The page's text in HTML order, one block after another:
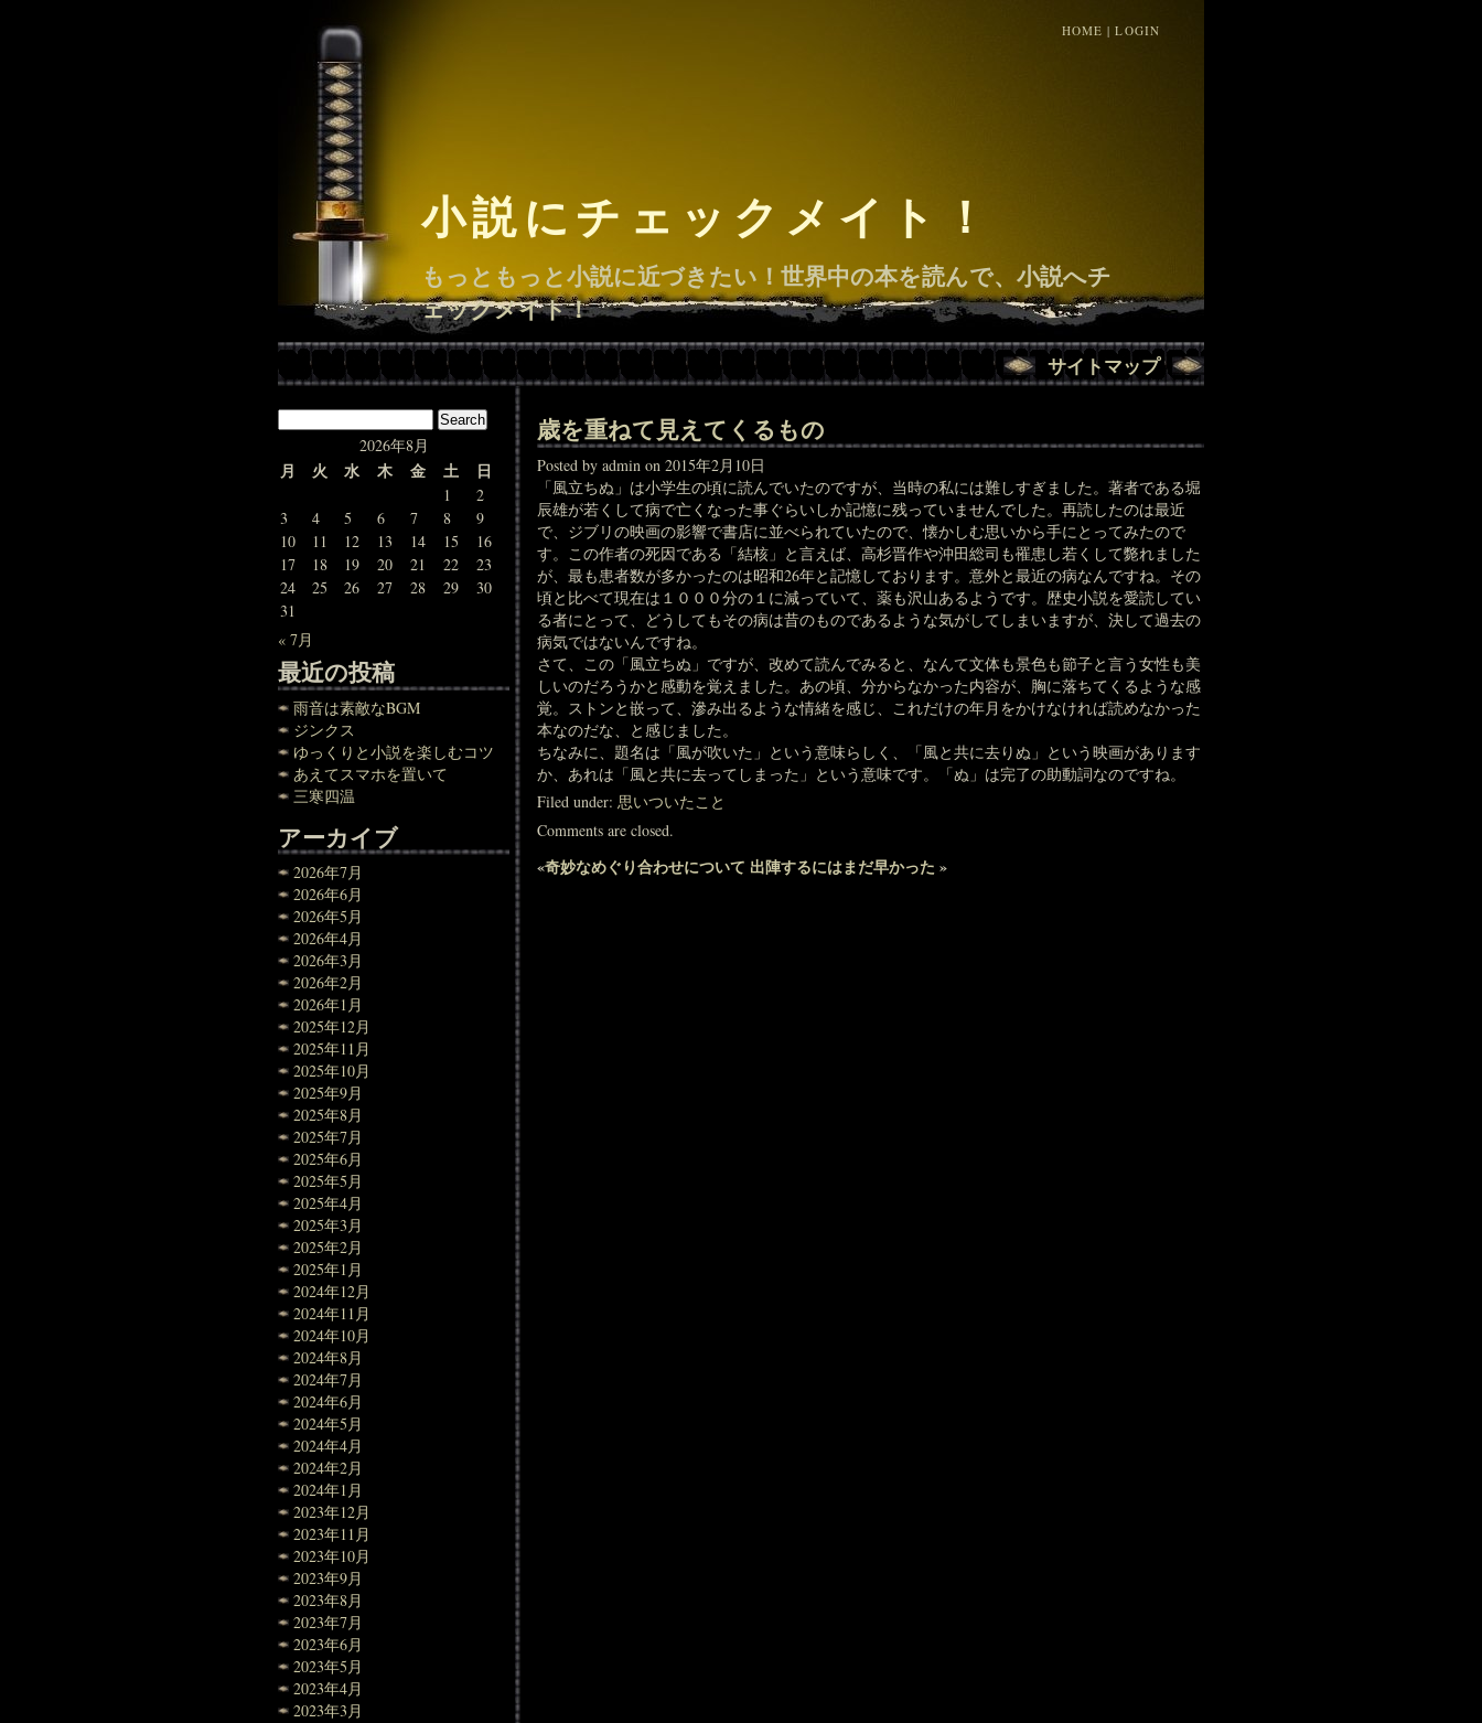
HOME |LOGIN
小説にチェックメイト！
もっともっと小説に近づきたい！世界中の本を読んで、小説へチ
ェックメイト！
サイトマップ
2026年8月
月 火 水 木 金 土 日
1
2
3
4 5 6 7 8
9
10
11 12 13 14 15
16
17
18 19 20 21 22
23
24
25 26 27 28 29
30
31
« 7月
最近の投稿
雨音は素敵なBGM
ジンクス
ゆっくりと小説を楽しむコツ
あえてスマホを置いて
三寒四温
アーカイブ
2026年7月
2026年6月
2026年5月
2026年4月
2026年3月
2026年2月
2026年1月
2025年12月
2025年11月
2025年10月
2025年9月
2025年8月
2025年7月
2025年6月
2025年5月
2025年4月
2025年3月
2025年2月
2025年1月
2024年12月
2024年11月
2024年10月
2024年8月
2024年7月
2024年6月
2024年5月
2024年4月
2024年2月
2024年1月
2023年12月
2023年11月
2023年10月
2023年9月
2023年8月
2023年7月
2023年6月
2023年5月
2023年4月
2023年3月
歳を重ねて見えてくるもの
Posted by admin on 2015年2月10日
「風立ちぬ」は小学生の頃に読んでいたのですが、当時の私には難しすぎました。著者である堀
辰雄が若くして病で亡くなった事ぐらいしか記憶に残っていませんでした。再読したのは最近
で、ジブリの映画の影響で書店に並べられていたので、懐かしむ思いから手にとってみたので
す。この作者の死因である「結核」と言えば、高杉晋作や沖田総司も罹患し若くして斃れました
が、最も患者数が多かったのは昭和26年と記憶しております。意外と最近の病なんですね。その
頃と比べて現在は１０００分の１に減っていて、薬も沢山あるようです。歴史小説を愛読してい
る者にとって、どうしてもその病は昔のものであるような気がしてしまいますが、決して過去の
病気ではないんですね。
さて、この「風立ちぬ」ですが、改めて読んでみると、なんて文体も景色も節子と言う女性も美
しいのだろうかと感動を覚えました。あの頃、分からなかった内容が、胸に落ちてくるような感
覚。ストンと嵌って、滲み出るような情緒を感じ、これだけの年月をかけなければ読めなかった
本なのだな、と感じました。
ちなみに、題名は「風が吹いた」という意味らしく、「風と共に去りぬ」という映画があります
か、あれは「風と共に去ってしまった」という意味です。「ぬ」は完了の助動詞なのですね。
Filed under:思いついたこと
Comments are closed.
«奇妙なめぐり合わせについて 出陣するにはまだ早かった»